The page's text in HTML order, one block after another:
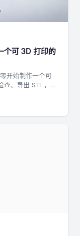
个可 3D 打印的
开始制作一个可
查、导出 STL，适